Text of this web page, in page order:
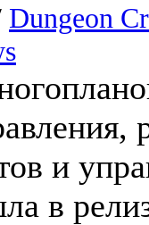
Dungeon
и
в